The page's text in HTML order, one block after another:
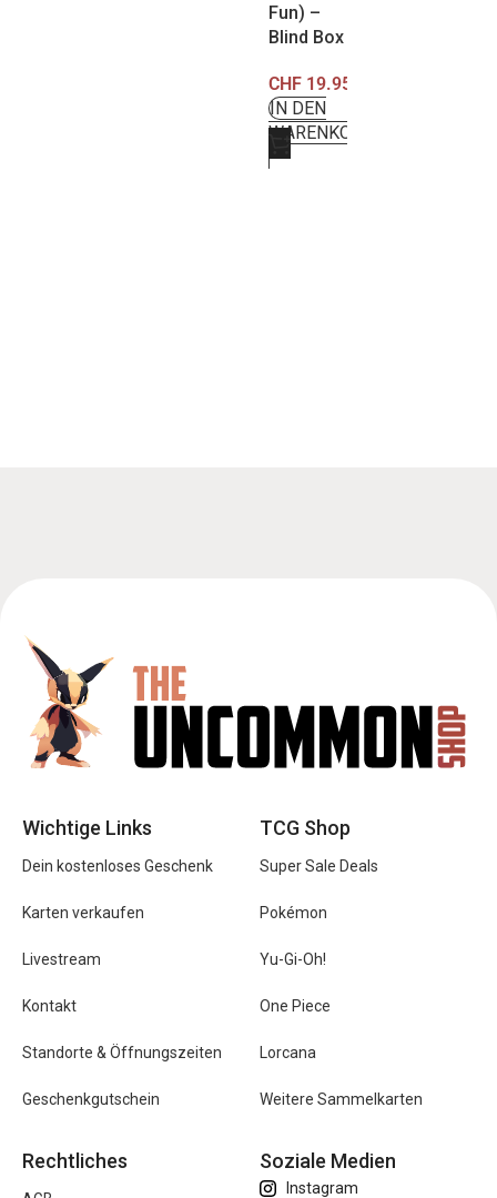
Fun) –
Blind Box
CHF 19.95
IN DEN
WARENKORB
Wichtige Links
Dein kostenloses Geschenk
Karten verkaufen
Livestream
Kontakt
Standorte & Öffnungszeiten
Geschenkgutschein
TCG Shop
Super Sale Deals
Pokémon
Yu-Gi-Oh!
One Piece
Lorcana
Weitere Sammelkarten
Rechtliches Soziale Medien
Instagram